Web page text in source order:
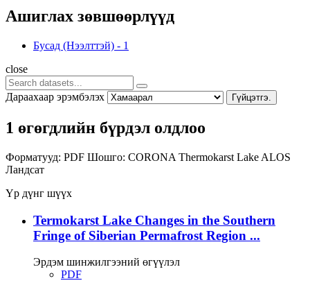
Ашиглах зөвшөөрлүүд
Бусад (Нээлттэй) - 1
close
Дараахаар эрэмбэлэх Гүйцэтгэ.
1 өгөгдлийн бүрдэл олдлоо
Форматууд: PDF Шошго: CORONA Thermokarst Lake ALOS
Ландсат
Үр дүнг шүүх
Termokarst Lake Changes in the Southern
Fringe of Siberian Permafrost Region ...
Эрдэм шинжилгээний өгүүлэл
PDF